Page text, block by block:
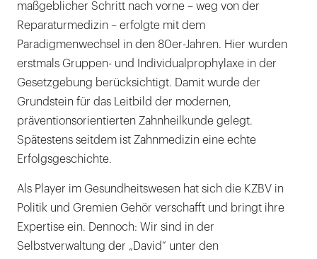
maßgeblicher Schritt nach vorne – weg von der
Reparaturmedizin – erfolgte mit dem
Paradigmenwechsel in den 80er-Jahren. Hier wurden
erstmals Gruppen- und Individualprophylaxe in der
Gesetzgebung berücksichtigt. Damit wurde der
Grundstein für das Leitbild der modernen,
präventionsorientierten Zahnheilkunde gelegt.
Spätestens seitdem ist Zahnmedizin eine echte
Erfolgsgeschichte.
Als Player im Gesundheitswesen hat sich die KZBV in
Politik und Gremien Gehör verschafft und bringt ihre
Expertise ein. Dennoch: Wir sind in der
Selbstverwaltung der „David“ unter den